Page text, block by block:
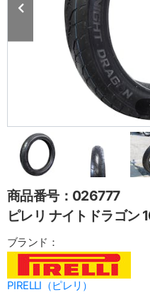
商品番号：026777
ピレリ ナイトドラゴン
ブランド：
PIRELLI（ピレリ）